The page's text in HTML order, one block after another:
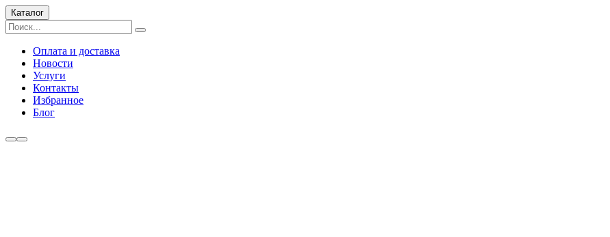
Каталог
Оплата и доставка
Новости
Услуги
Контакты
Избранное
Блог